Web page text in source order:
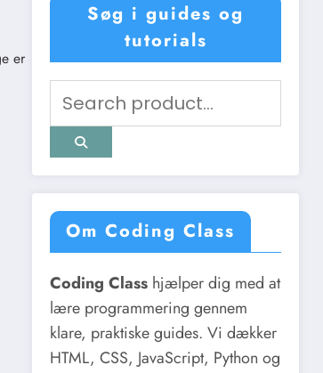
er
Søg i guides og
tutorials
Om Coding Class
Coding Class hjælper dig med at
lære programmering gennem
klare, praktiske guides. Vi dækker
HTML, CSS, JavaScript, Python og